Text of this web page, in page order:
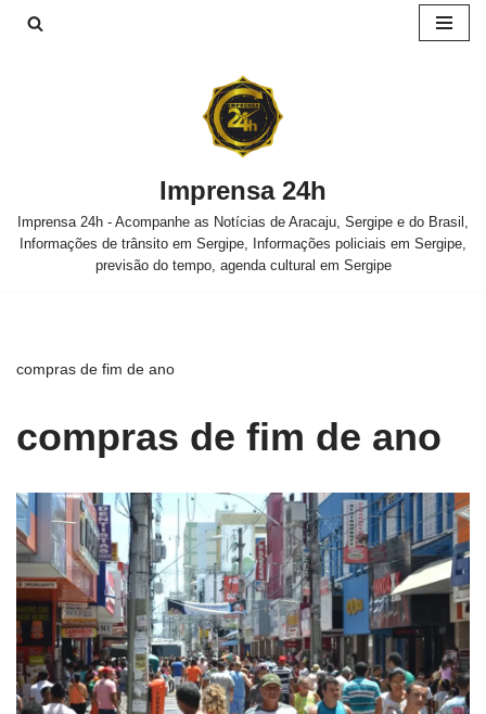
Imprensa 24h
Imprensa 24h - Acompanhe as Notícias de Aracaju, Sergipe e do Brasil,
Informações de trânsito em Sergipe, Informações policiais em Sergipe,
previsão do tempo, agenda cultural em Sergipe
compras de fim de ano
compras de fim de ano